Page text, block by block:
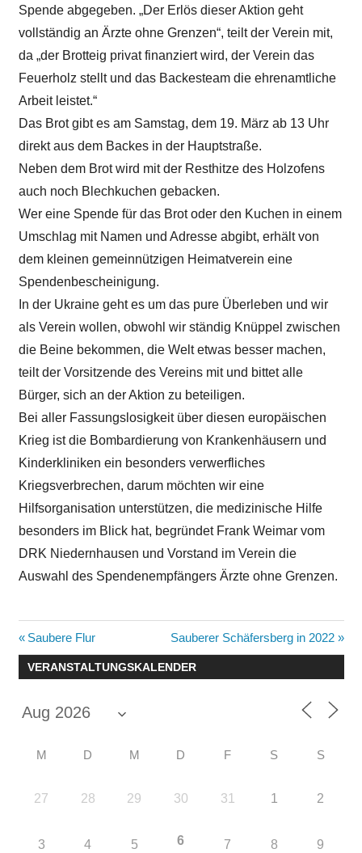
Spende abgegeben. „Der Erlös dieser Aktion geht
vollständig an Ärzte ohne Grenzen“, teilt der Verein mit,
da „der Brotteig privat finanziert wird, der Verein das
Feuerholz stellt und das Backesteam die ehrenamtliche
Arbeit leistet.“
Das Brot gibt es am Samstag, dem 19. März ab 13 Uhr
direkt aus dem Backes in der Hauptstraße.
Neben dem Brot wird mit der Resthitze des Holzofens
auch noch Blechkuchen gebacken.
Wer eine Spende für das Brot oder den Kuchen in einem
Umschlag mit Namen und Adresse abgibt, erhält von
dem kleinen gemeinnützigen Heimatverein eine
Spendenbescheinigung.
In der Ukraine geht es um das pure Überleben und wir
als Verein wollen, obwohl wir ständig Knüppel zwischen
die Beine bekommen, die Welt etwas besser machen,
teilt der Vorsitzende des Vereins mit und bittet alle
Bürger, sich an der Aktion zu beteiligen.
Bei aller Fassungslosigkeit über diesen europäischen
Krieg ist die Bombardierung von Krankenhäusern und
Kinderkliniken ein besonders verwerfliches
Kriegsverbrechen, darum möchten wir eine
Hilfsorganisation unterstützen, die medizinische Hilfe
besonders im Blick hat, begründet Frank Weimar vom
DRK Niedernhausen und Vorstand im Verein die
Auswahl des Spendenempfängers Ärzte ohne Grenzen.
Beitragsnavigation
Vorheriger
Beitrag:
Saubere Flur
Nächster
Beitrag:
Sauberer Schäfersberg in 2022
VERANSTALTUNGSKALENDER
M D M D F S S
27 28 29 30 31 1 2
3 4 5 6 7 8 9